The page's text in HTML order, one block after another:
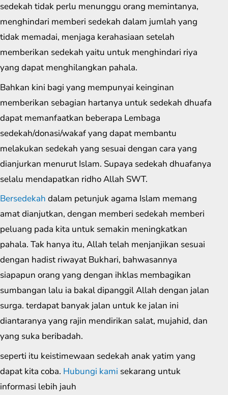
sedekah tidak perlu menunggu orang memintanya,
menghindari memberi sedekah dalam jumlah yang
tidak memadai, menjaga kerahasiaan setelah
memberikan sedekah yaitu untuk menghindari riya
yang dapat menghilangkan pahala.
Bahkan kini bagi yang mempunyai keinginan
memberikan sebagian hartanya untuk sedekah dhuafa
dapat memanfaatkan beberapa Lembaga
sedekah/donasi/wakaf yang dapat membantu
melakukan sedekah yang sesuai dengan cara yang
dianjurkan menurut Islam. Supaya sedekah dhuafanya
selalu mendapatkan ridho Allah SWT.
Bersedekah dalam petunjuk agama Islam memang
amat dianjutkan, dengan memberi sedekah memberi
peluang pada kita untuk semakin meningkatkan
pahala. Tak hanya itu, Allah telah menjanjikan sesuai
dengan hadist riwayat Bukhari, bahwasannya
siapapun orang yang dengan ihklas membagikan
sumbangan lalu ia bakal dipanggil Allah dengan jalan
surga. terdapat banyak jalan untuk ke jalan ini
diantaranya yang rajin mendirikan salat, mujahid, dan
yang suka beribadah.
seperti itu keistimewaan sedekah anak yatim yang
dapat kita coba. Hubungi kami sekarang untuk
informasi lebih jauh